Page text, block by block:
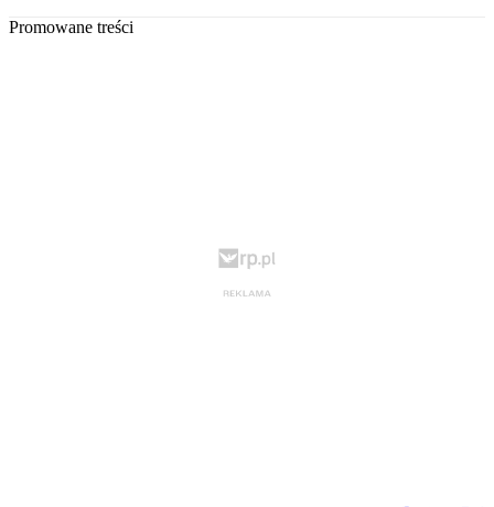
Promowane treści